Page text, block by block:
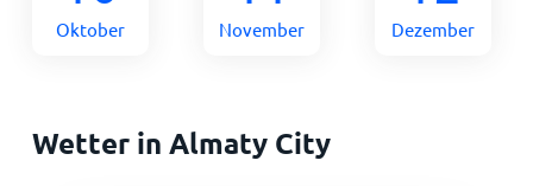
Oktober November Dezember
Wetter in Almaty City